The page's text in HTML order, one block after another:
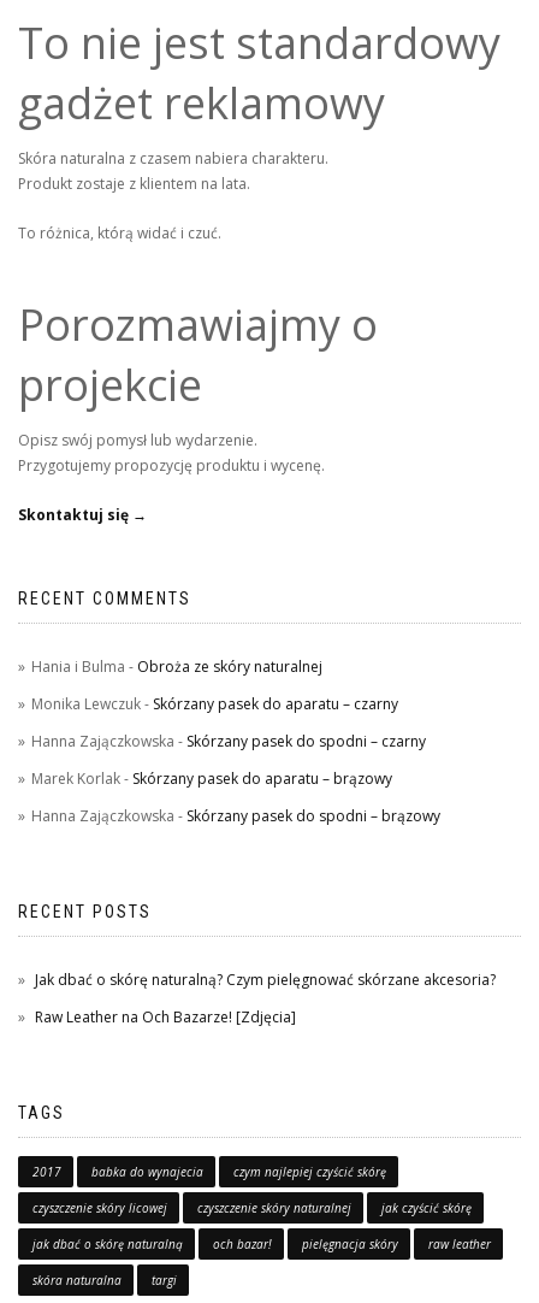
To nie jest standardowy
gadżet reklamowy
Skóra naturalna z czasem nabiera charakteru.
Produkt zostaje z klientem na lata.
To różnica, którą widać i czuć.
Porozmawiajmy o
projekcie
Opisz swój pomysł lub wydarzenie.
Przygotujemy propozycję produktu i wycenę.
Skontaktuj się →
RECENT COMMENTS
Hania i Bulma - Obroża ze skóry naturalnej
Monika Lewczuk- Skórzany pasek do aparatu – czarny
Hanna Zajączkowska - Skórzany pasek do spodni – czarny
Marek Korlak- Skórzany pasek do aparatu – brązowy
Hanna Zajączkowska - Skórzany pasek do spodni – brązowy
RECENT POSTS
Jak dbać o skórę naturalną? Czym pielęgnować skórzane akcesoria?
Raw Leather na Och Bazarze! [Zdjęcia]
TAGS
2017 babka do wynajecia czym najlepiej czyścić skórę
czyszczenie skóry licowej czyszczenie skóry naturalnej jak czyścić skórę
jak dbać o skórę naturalną och bazar! pielęgnacja skóry raw leather
skóra naturalna targi